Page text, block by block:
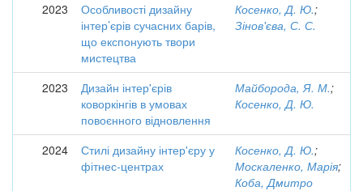
2023
Особливості дизайну
інтер’єрів сучасних барів,
що експонують твори
мистецтва
Косенко, Д. Ю.;
Зінов'єва, С. С.
2023
Дизайн інтер'єрів
коворкінгів в умовах
повоєнного відновлення
Майборода, Я. М.;
Косенко, Д. Ю.
2024
Стилі дизайну інтер'єру у
фітнес-центрах
Косенко, Д. Ю.;
Москаленко, Марія;
Коба, Дмитро